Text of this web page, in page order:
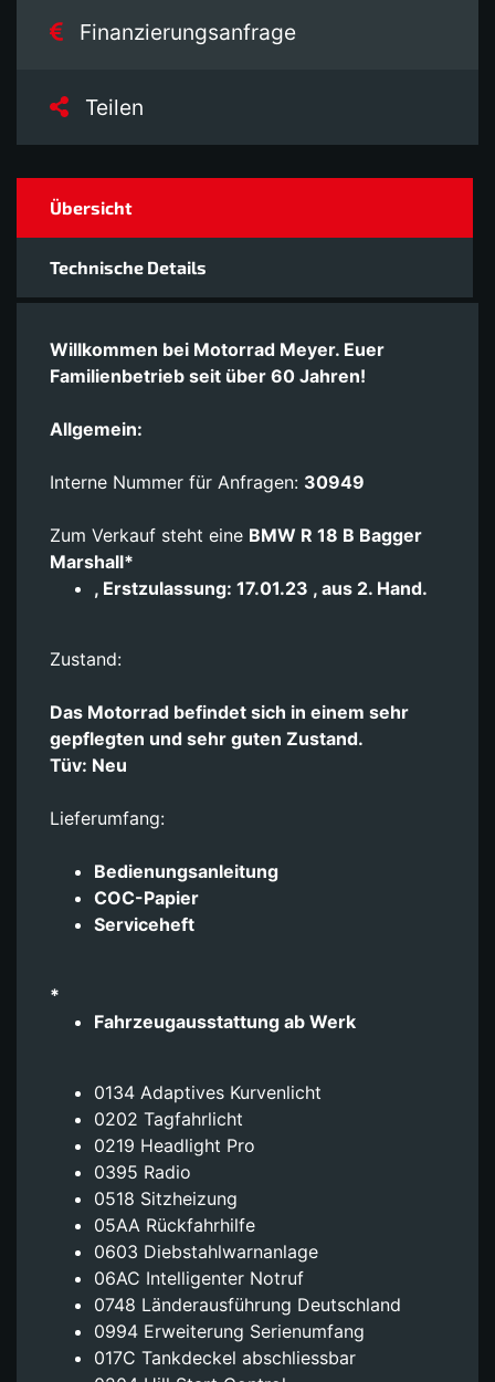
Finanzierungsanfrage
Teilen
Übersicht
Technische Details
Willkommen bei Motorrad Meyer. Euer
Familienbetrieb seit über 60 Jahren!
Allgemein:
Interne Nummer für Anfragen: 30949
Zum Verkauf steht eine BMW R 18 B Bagger
Marshall*
, Erstzulassung: 17.01.23 , aus 2. Hand.
Zustand:
Das Motorrad befindet sich in einem sehr
gepflegten und sehr guten Zustand.
Tüv: Neu
Lieferumfang:
Bedienungsanleitung
COC-Papier
Serviceheft
*
Fahrzeugausstattung ab Werk
0134 Adaptives Kurvenlicht
0202 Tagfahrlicht
0219 Headlight Pro
0395 Radio
0518 Sitzheizung
05AA Rückfahrhilfe
0603 Diebstahlwarnanlage
06AC Intelligenter Notruf
0748 Länderausführung Deutschland
0994 Erweiterung Serienumfang
017C Tankdeckel abschliessbar